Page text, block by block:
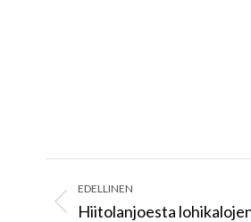
navigation
EDELLINEN
Previous
Hiitolanjoesta